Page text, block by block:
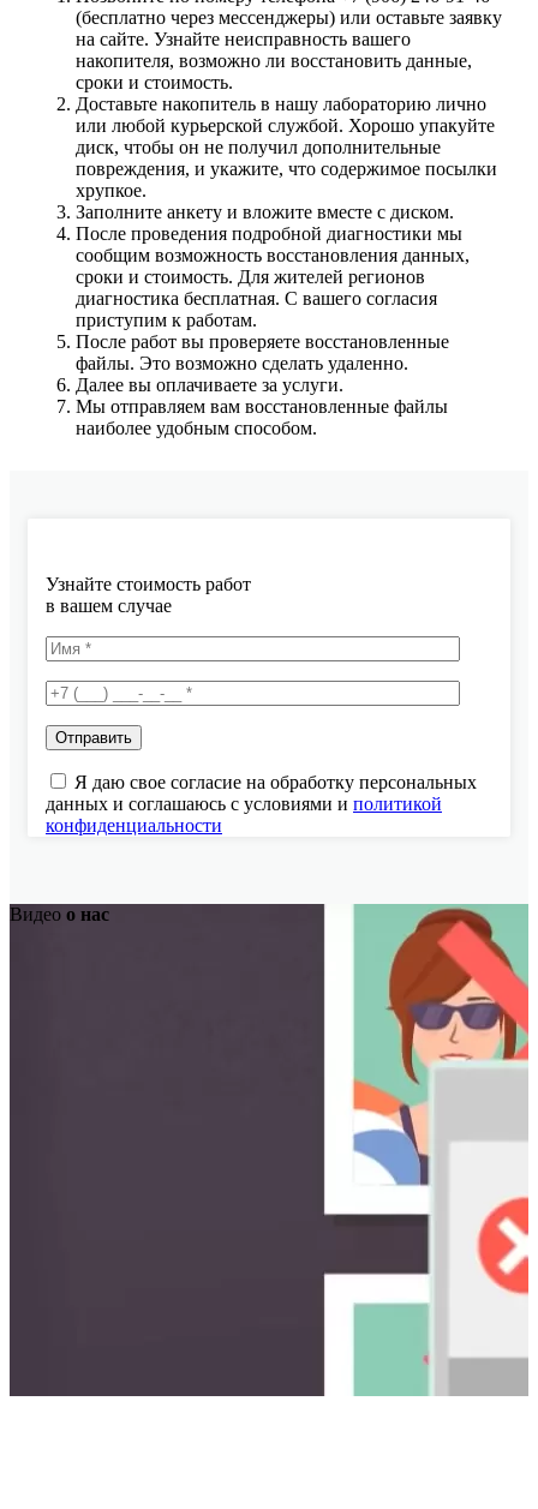
(бесплатно через мессенджеры) или оставьте заявку
на сайте. Узнайте неисправность вашего
накопителя, возможно ли восстановить данные,
сроки и стоимость.
Доставьте накопитель в нашу лабораторию лично
или любой курьерской службой. Хорошо упакуйте
диск, чтобы он не получил дополнительные
повреждения, и укажите, что содержимое посылки
хрупкое.
Заполните анкету и вложите вместе с диском.
После проведения подробной диагностики мы
сообщим возможность восстановления данных,
сроки и стоимость. Для жителей регионов
диагностика бесплатная. С вашего согласия
приступим к работам.
После работ вы проверяете восстановленные
файлы. Это возможно сделать удаленно.
Далее вы оплачиваете за услуги.
Мы отправляем вам восстановленные файлы
наиболее удобным способом.
Узнайте стоимость работ
в вашем случае
Я даю свое согласие на обработку персональных
данных и соглашаюсь с условиями и политикой
конфиденциальности
Видео о нас